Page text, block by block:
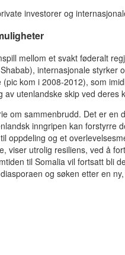
investorer og
mellom et svakt føderalt
internasjonale styrker
kom i 2008-2012), som
utenlandske skip ved deres
om sammenbrudd. Det er en
inngripen kan forstyrre
oppdeling og et
viser utrolig resiliens, ved å
til Somalia vil fortsatt bli
og søken etter en